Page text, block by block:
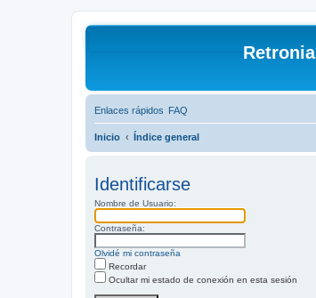
Retronia
Enlaces rápidos FAQ
Inicio Índice general
Identificarse
Nombre de Usuario:
Contraseña:
Olvidé mi contraseña
Recordar
Ocultar mi estado de conexión en esta sesión